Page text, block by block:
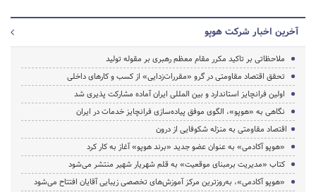
آخرین اخبار شرکت هوپو
ملاحظاتی بر تاکید مکرر مقام معظم رهبری بر مقوله تولید
تحقق اقتصاد مقاومتی در گرو «مقررات‌زدایی» از کسب و کارهای داخلی
اولین فرانچایز استاندارد و بین المللی ایران آماده مشارکت پذیری شد
نگاهی به «هوپو»، الگوی موفق پیاده‌سازی فرانچایز خدمات در ایران
اقتصاد مقاومتی به منزله شکوفایی از درون
«هوپو آکادمی» به عنوان عضو جدید «برند هوپو» آغاز به کار کرد
کتاب «مدیریت برمبنای موقعیت» به قلم شهریار شهیر منتشر می‎‌شود
«هوپو آکادمی»، به‌روزترین مرکز آموزش‌های تخصصی زیبایی آقایان افتتاح می‌شود